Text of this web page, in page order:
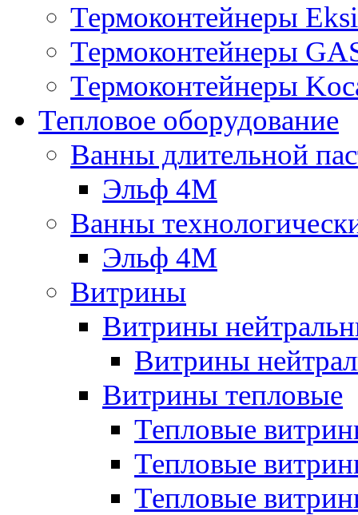
Термоконтейнеры Eksi
Термоконтейнеры
Термоконтейнеры
Тепловое оборудование
Ванны длительной
Эльф 4М
Ванны
Эльф 4М
Витрины
Витрины
Витрины
Витрины тепловые
Тепловые
Тепловые
Тепловые